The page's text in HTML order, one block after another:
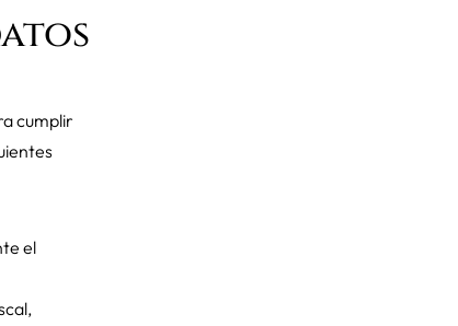
cumplir
el